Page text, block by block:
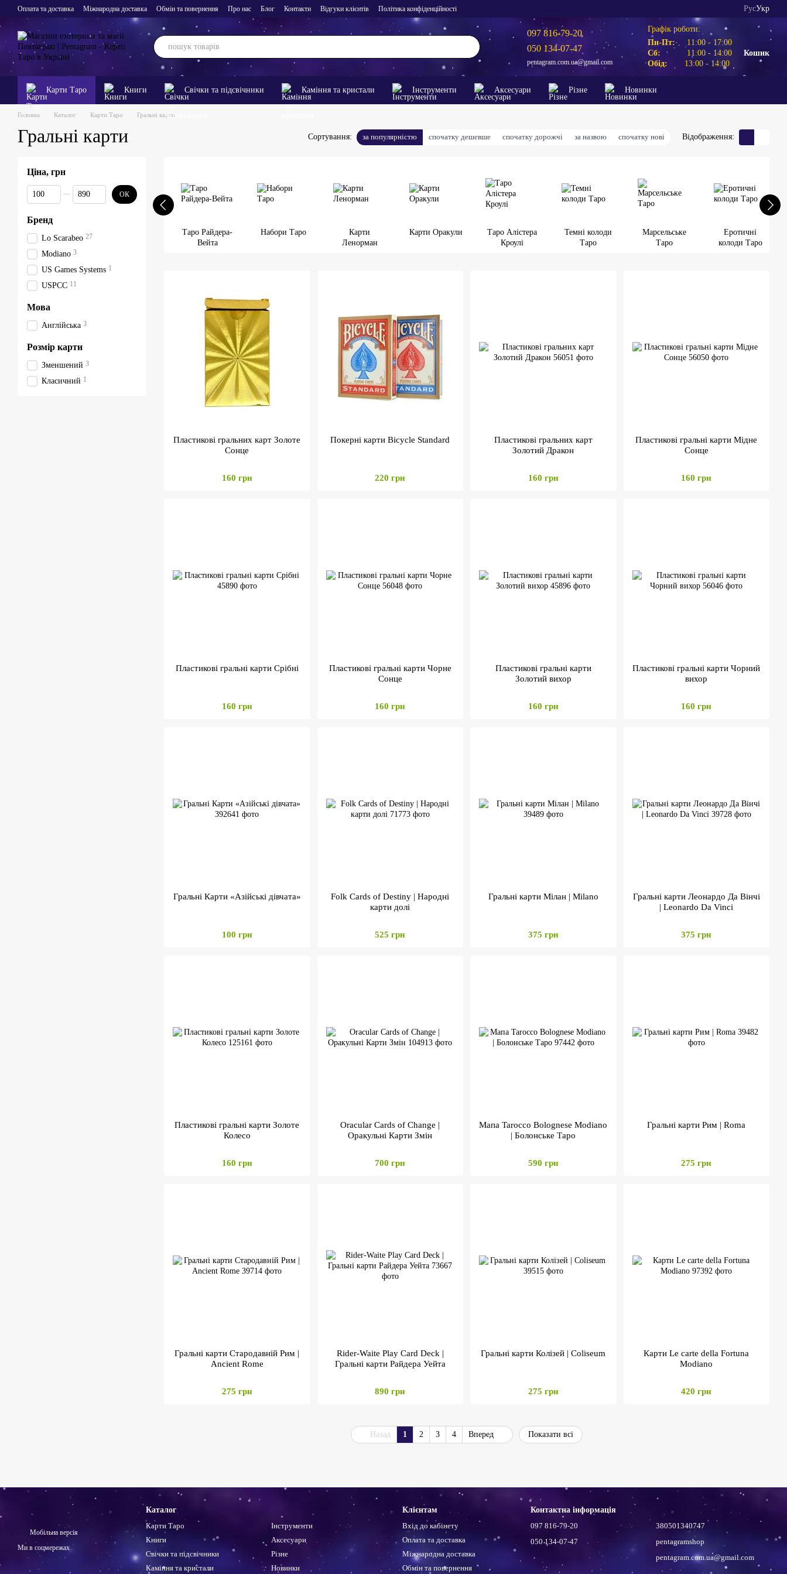
Перейти до основного контенту
Оплата та доставка Міжнародна доставка Обмін та повернення Про нас Блог Контакти Відгуки клієнтів Політика конфіденційності РусУкр
097 816-79-20
050 134-07-47
pentagram.com.ua@gmail.com
Графік роботи:
Пн-Пт:
11:00 - 17:00
Сб:
11:00 - 14:00
Обід:
13:00 - 14:00
Кошик
Карти Таро Книги Свічки та підсвічники Каміння та кристали Інструменти Аксесуари Різне Новинки
Головна Каталог Карти Таро Гральні карти
Гральні карти Сортування: за популярністю спочатку дешевше спочатку дорожчі за назвою спочатку нові Відображення:
Таро Райдера-
Вейта
Набори Таро
Карти
Ленорман
Карти Оракули
Таро Алістера
Кроулі
Темні колоди
Таро
Марсельське
Таро
Еротичні
колоди Таро
Пластикові гральних карт Золоте
Сонце
160 грн
Покерні карти Bicycle Standard
220 грн
Пластикові гральних карт
Золотий Дракон
160 грн
Пластикові гральні карти Мідне
Сонце
160 грн
Пластикові гральні карти Срібні
160 грн
Пластикові гральні карти Чорне
Сонце
160 грн
Пластикові гральні карти
Золотий вихор
160 грн
Пластикові гральні карти Чорний
вихор
160 грн
Гральні Карти «Азійські дівчата»
100 грн
Folk Cards of Destiny | Народні
карти долі
525 грн
Гральні карти Мілан | Milano
375 грн
Гральні карти Леонардо Да Вінчі
| Leonardo Da Vinci
375 грн
Пластикові гральні карти Золоте
Колесо
160 грн
Oracular Cards of Change |
Оракульні Карти Змін
700 грн
Мапа Tarocco Bolognese Modiano
| Болонське Таро
590 грн
Гральні карти Рим | Roma
275 грн
Гральні карти Стародавній Рим |
Ancient Rome
275 грн
Rider-Waite Play Card Deck |
Гральні карти Райдера Уейта
890 грн
Гральні карти Колізей | Coliseum
275 грн
Карти Le carte della Fortuna
Modiano
420 грн
Назад 1 2 3 4 Вперед Показати всі
Ціна, грн
Від Ціна, грн
До Ціна, грн
ОК
Бренд
Lo Scarabeo 27
Modiano 3
US Games Systems 1
USPCC 11
Мова
Англійська 3
Розмір карти
Зменшений 3
Класичний 1
Мобільна версія
Ми в соцмережах
Каталог
Карти Таро
Книги
Свічки та підсвічники
Каміння та кристали
Інструменти
Аксесуари
Різне
Новинки
Клієнтам
Вхід до кабінету
Оплата та доставка
Міжнародна доставка
Обмін та повернення
Контактна інформація
097 816-79-20
050 134-07-47
380501340747
pentagramshop
pentagram.com.ua@gmail.com